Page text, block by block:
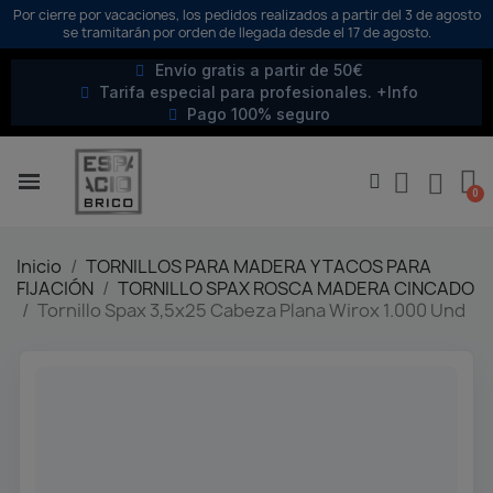
Por cierre por vacaciones, los pedidos realizados a partir del 3 de agosto
se tramitarán por orden de llegada desde el 17 de agosto.
Envío gratis a partir de 50€
Tarifa especial para profesionales. +Info
Pago 100% seguro
Inicio
TORNILLOS PARA MADERA Y TACOS PARA
FIJACIÓN
TORNILLO SPAX ROSCA MADERA CINCADO
Tornillo Spax 3,5x25 Cabeza Plana Wirox 1.000 Und